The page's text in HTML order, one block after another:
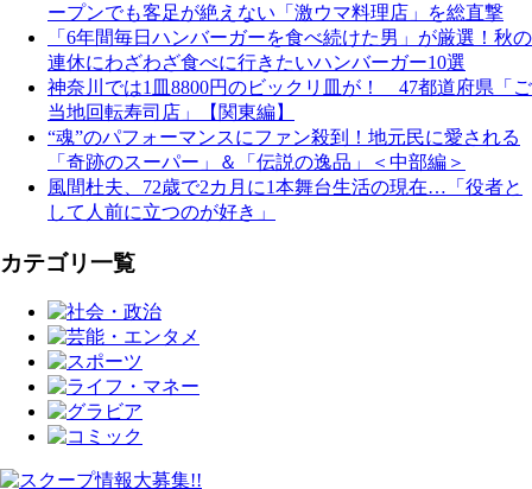
ープンでも客足が絶えない「激ウマ料理店」を総直撃
「6年間毎日ハンバーガーを食べ続けた男」が厳選！秋の
連休にわざわざ食べに行きたいハンバーガー10選
神奈川では1皿8800円のビックリ皿が！ 47都道府県「ご
当地回転寿司店」【関東編】
“魂”のパフォーマンスにファン殺到！地元民に愛される
「奇跡のスーパー」＆「伝説の逸品」＜中部編＞
風間杜夫、72歳で2カ月に1本舞台生活の現在…「役者と
して人前に立つのが好き」
カテゴリ一覧